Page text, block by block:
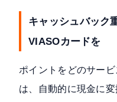
キャッシュバック
VIASOカードを
ポイントをどのサー
は、自動的に現金に